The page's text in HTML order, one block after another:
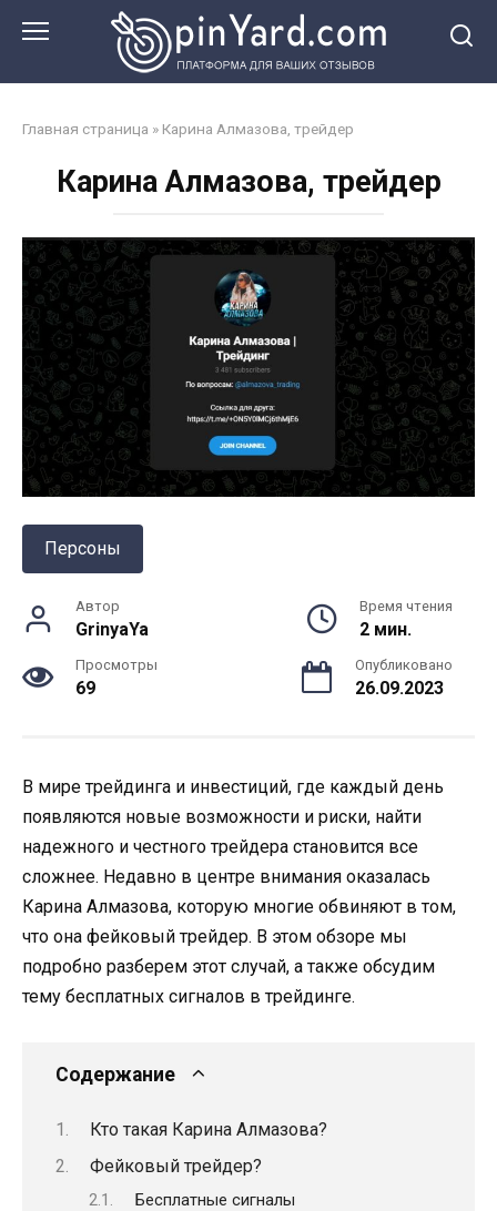
Главная страница » Карина Алмазова, трейдер
Карина Алмазова, трейдер
Персоны
Автор
GrinyaYa
Время чтения
2 мин.
Просмотры
69
Опубликовано
26.09.2023
В мире трейдинга и инвестиций, где каждый день
появляются новые возможности и риски, найти
надежного и честного трейдера становится все
сложнее. Недавно в центре внимания оказалась
Карина Алмазова, которую многие обвиняют в том,
что она фейковый трейдер. В этом обзоре мы
подробно разберем этот случай, а также обсудим
тему бесплатных сигналов в трейдинге.
Содержание
Кто такая Карина Алмазова?
Фейковый трейдер?
Бесплатные сигналы